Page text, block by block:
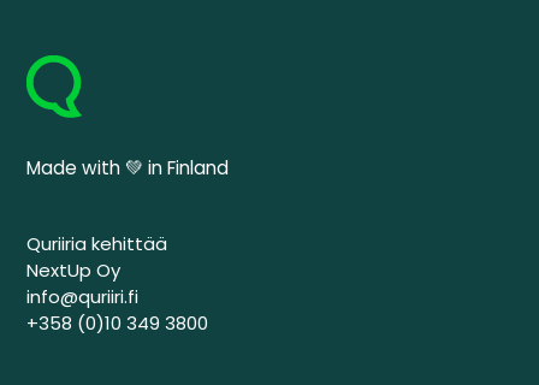
Made with 💚 in Finland
Quriiria kehittää
NextUp Oy
info@quriiri.fi
+358 (0)10 349 3800